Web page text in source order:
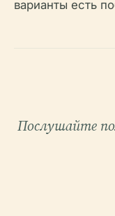
варианты есть
Послушайте